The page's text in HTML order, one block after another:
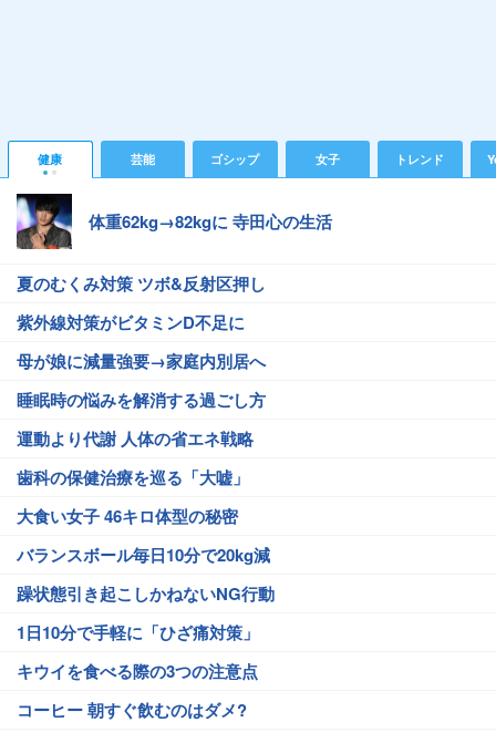
健康 芸能 ゴシップ 女子 トレンド
体重62kg→82kgに 寺田心の生活
夏のむくみ対策 ツボ&反射区押し
紫外線対策がビタミンD不足に
母が娘に減量強要→家庭内別居へ
睡眠時の悩みを解消する過ごし方
運動より代謝 人体の省エネ戦略
歯科の保健治療を巡る「大嘘」
大食い女子 46キロ体型の秘密
バランスボール毎日10分で20kg減
躁状態引き起こしかねないNG行動
1日10分で手軽に「ひざ痛対策」
キウイを食べる際の3つの注意点
コーヒー 朝すぐ飲むのはダメ?